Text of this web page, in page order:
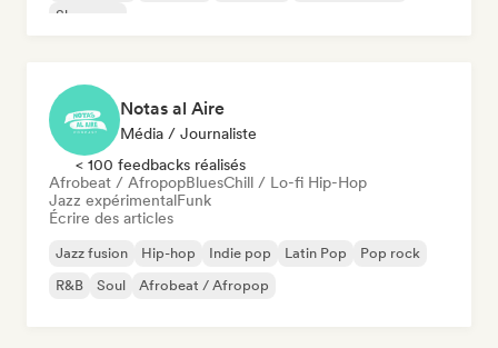
Shoegaze
Notas al Aire
Média / Journaliste
< 100 feedbacks réalisés
Afrobeat / AfropopBluesChill / Lo-fi Hip-Hop
Jazz expérimentalFunk
Écrire des articles
Jazz fusion Hip-hop Indie pop Latin Pop
Pop rock
R&B
Soul Afrobeat / Afropop